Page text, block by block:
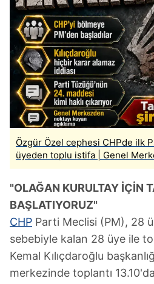
Özgür Özel cephesi CHPde ilk
üyeden toplu istifa | Genel
"OLAĞAN KURULTAY İÇİN
BAŞLATIYORUZ"
CHP Parti Meclisi (PM), 28
sebebiyle kalan 28 üye ile
Kemal Kılıçdaroğlu
merkezinde toplantı